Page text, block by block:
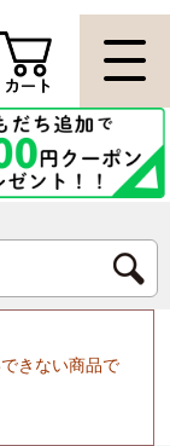
きない商品で